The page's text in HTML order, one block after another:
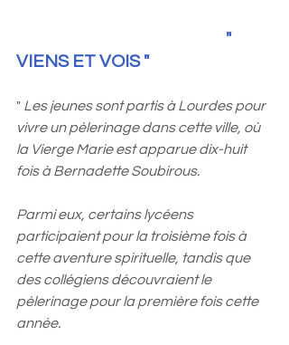
VIENS ET VOIS "
" Les jeunes sont partis à Lourdes pour
vivre un pèlerinage dans cette ville, où
la Vierge Marie est apparue dix-huit
fois à Bernadette Soubirous.
Parmi eux, certains lycéens
participaient pour la troisième fois à
cette aventure spirituelle, tandis que
des collégiens découvraient le
pèlerinage pour la première fois cette
année.